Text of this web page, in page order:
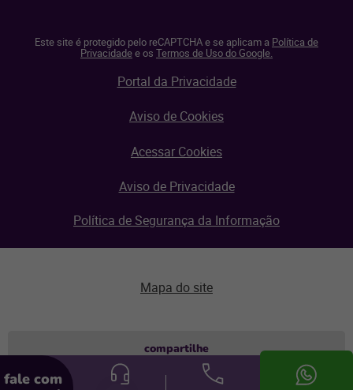
compartilhe
fale com
Este site é protegido pelo reCAPTCHA e se aplicam a Política de
Privacidadee os Termos de Uso do Google.
Portal da Privacidade
Aviso de Cookies
Acessar Cookies
Aviso de Privacidade
Política de Segurança da Informação
© Linx 2026.
Mapa do site